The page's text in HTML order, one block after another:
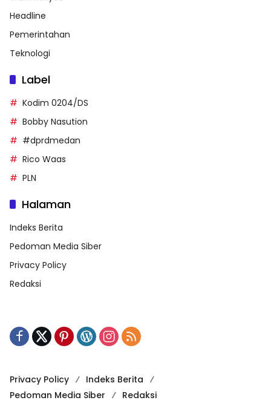
Headline
Pemerintahan
Teknologi
Label
Kodim 0204/DS
Bobby Nasution
#dprdmedan
Rico Waas
PLN
Halaman
Indeks Berita
Pedoman Media Siber
Privacy Policy
Redaksi
Privacy Policy
Indeks Berita
Pedoman Media Siber
Redaksi